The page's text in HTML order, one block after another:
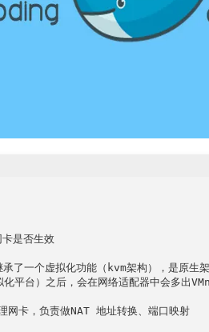
是否生效
虚拟化功能（kvm架构），是原生架构
平台）之后，会在网络适配器中会多出
卡，负责做NAT 地址转换、端口映射